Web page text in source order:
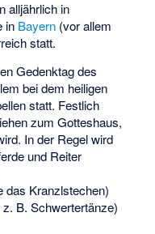
alljährlich in
in Bayern (vor allem
statt.
Gedenktag des
bei dem heiligen
statt. Festlich
zum Gotteshaus,
In der Regel wird
und Reiter
das Kranzlstechen)
B. Schwertertänze)